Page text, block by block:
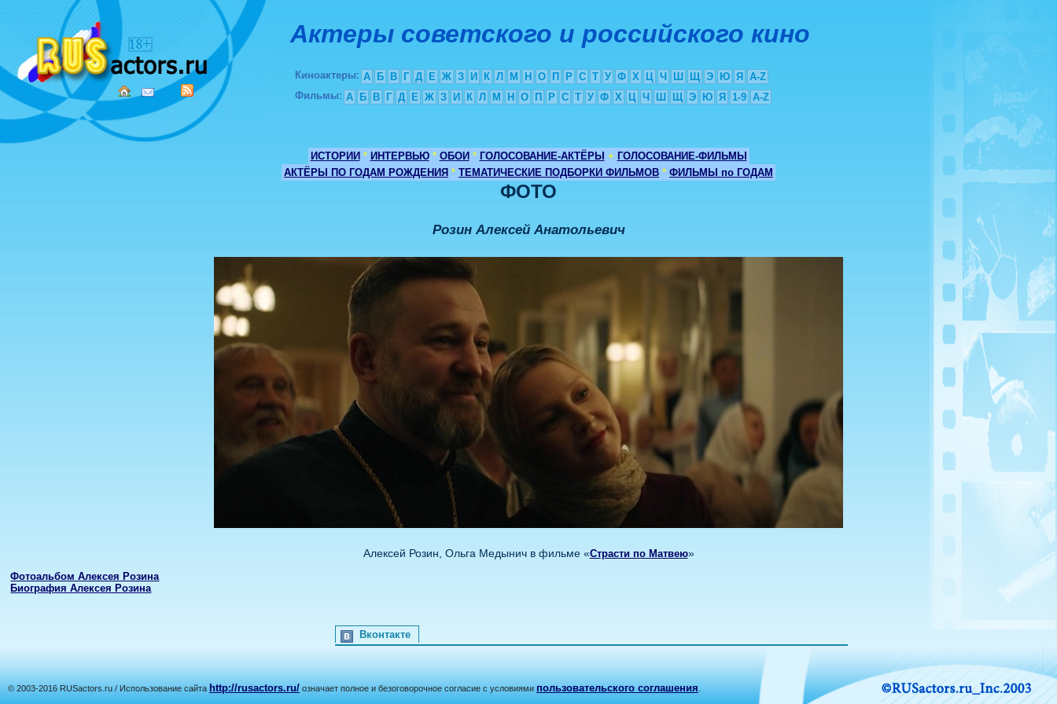
Актеры советского и российского кино
Киноактеры: А Б В Г Д Е Ж З И К Л М Н О П Р С Т У Ф Х Ц Ч Ш Щ Э Ю Я
A-Z
Фильмы: А Б В Г Д Е Ж З И К Л М Н О П Р С Т У Ф Х Ц Ч Ш Щ Э Ю Я 1-9 A-Z
ИСТОРИИ * ИНТЕРВЬЮ * ОБОИ * ГОЛОСОВАНИЕ-АКТЁРЫ + ГОЛОСОВАНИЕ-ФИЛЬМЫ
АКТЁРЫ ПО ГОДАМ РОЖДЕНИЯ * ТЕМАТИЧЕСКИЕ ПОДБОРКИ ФИЛЬМОВ * ФИЛЬМЫ по ГОДАМ
ФОТО
Розин Алексей Анатольевич
Алексей Розин, Ольга Медынич в фильме «Страсти по Матвею»
Фотоальбом Алексея Розина
Биография Алексея Розина
Вконтакте
© 2003-2016 RUSactors.ru / Использование сайта http://rusactors.ru/ означает полное и безоговорочное согласие с условиями пользовательского соглашения